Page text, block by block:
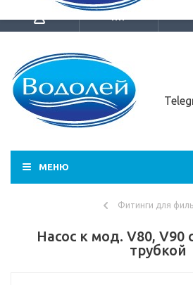
МЕНЮ
Фитинги для
Насос к мод. V80,
трубкой